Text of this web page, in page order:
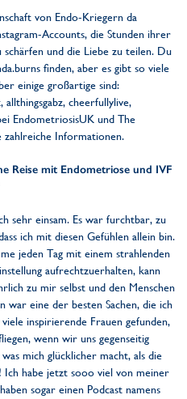
von Endo-Kriegern da
Accounts, die Stunden ihrer
und die Liebe zu teilen. Du
finden, aber es gibt so viele
einige großartige sind:
cheerfullylive,
EndometriosisUK und The
zahlreiche Informationen.
Reise mit Endometriose und IVF
sehr einsam. Es war furchtbar, zu
ich mit diesen Gefühlen allein bin.
jeden Tag mit einem strahlenden
aufrechtzuerhalten, kann
zu mir selbst und den Menschen
war eine der besten Sachen, die ich
inspirierende Frauen gefunden,
wenn wir uns gegenseitig
mich glücklicher macht, als die
Ich habe jetzt sooo viel von meiner
sogar einen Podcast namens